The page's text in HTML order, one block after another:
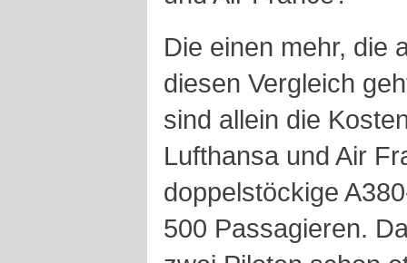
Die einen mehr, die
diesen Vergleich
sind allein die
Lufthansa und Air
doppelstöckige
500 Passagieren.